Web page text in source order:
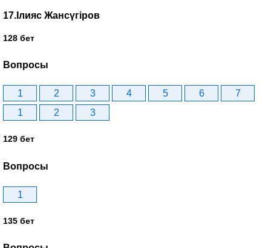
17.Ілияс Жансүгіров
128 бет
Вопросы
1 2 3 4 5 6
7
1
2 3
129 бет
Вопросы
1
135 бет